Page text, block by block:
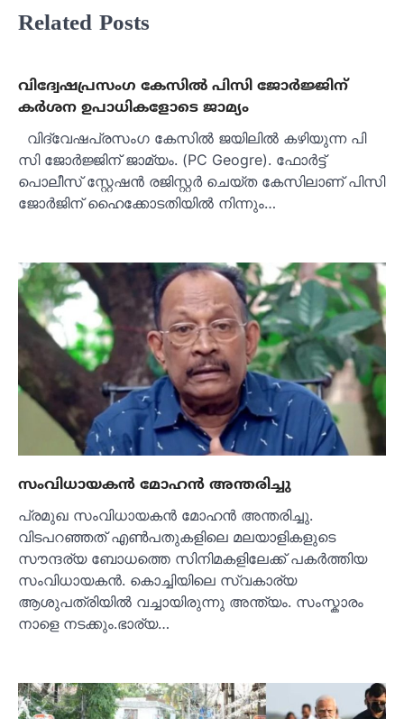
Related Posts
വിദ്വേഷപ്രസംഗ കേസിൽ പിസി ജോർജ്ജിന്
കർശന ഉപാധികളോടെ ജാമ്യം
വിദ്വേഷപ്രസംഗ കേസിൽ ജയിലിൽ കഴിയുന്ന പി
സി ജോർജ്ജിന് ജാമ്യം. (PC Geogre). ഫോർട്ട്
പൊലീസ് സ്റ്റേഷൻ രജിസ്റ്റർ ചെയ്ത കേസിലാണ് പിസി
ജോർജിന് ഹൈക്കോടതിയിൽ നിന്നും…
സംവിധായകൻ മോഹൻ അന്തരിച്ചു
പ്രമുഖ സംവിധായകൻ മോഹൻ അന്തരിച്ചു.
വിടപറഞ്ഞത് എൺപതുകളിലെ മലയാളികളുടെ
സൗന്ദര്യ ബോധത്തെ സിനിമകളിലേക്ക് പകർത്തിയ
സംവിധായകൻ. കൊച്ചിയിലെ സ്വകാര്യ
ആശുപത്രിയില്‍ വച്ചായിരുന്നു അന്ത്യം. സംസ്കാരം
നാളെ നടക്കും.ഭാര്യ…